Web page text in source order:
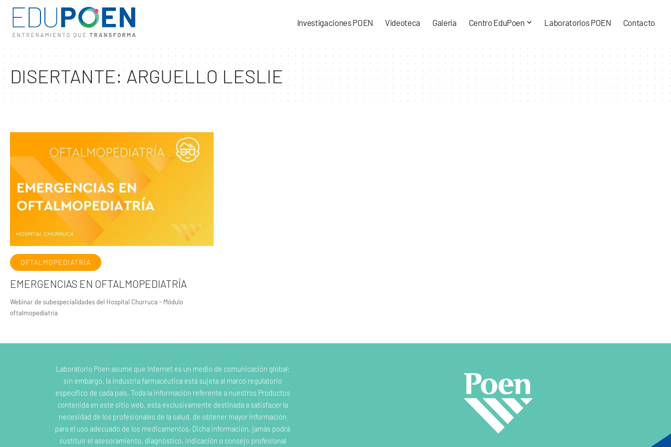
Investigaciones POEN Videoteca Galería Centro EduPoen Laboratorios POEN Contacto
DISERTANTE:ARGUELLO LESLIE
OFTALMOPEDIATRÍA
EMERGENCIAS EN OFTALMOPEDIATRÍA
Webinar de subespecialidades del Hospital Churruca - Módulo
oftalmopediatría
Laboratorio Poen asume que Internet es un medio de comunicación global;
sin embargo, la industria farmacéutica está sujeta al marco regulatorio
específico de cada país. Toda la información referente a nuestros Productos
contenida en este sitio web, esta exclusivamente destinada a satisfacer la
necesidad de los profesionales de la salud, de obtener mayor información
para el uso adecuado de los medicamentos. Dicha información, jamás podrá
sustituir el asesoramiento, diagnóstico, indicación o consejo profesional